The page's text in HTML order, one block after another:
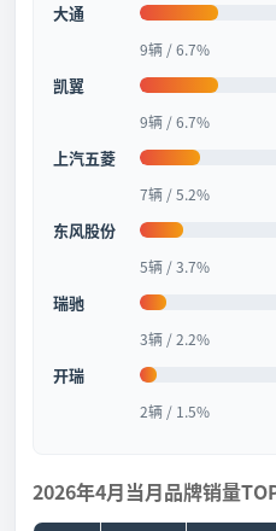
大通
9辆 / 6.7%
凯翼
9辆 / 6.7%
上汽五菱
7辆 / 5.2%
东风股份
5辆 / 3.7%
瑞驰
3辆 / 2.2%
开瑞
2辆 / 1.5%
2026年4月当月品牌销量